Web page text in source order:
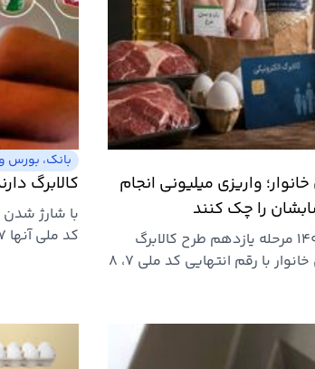
واریزی میلیونی انجام
را چک کنند
امروز دوشنبه ۲۵ خرداد ۱۴۰۵ مرحله یازدهم طرح کالابرگ
الکترونیکی برای سرپرستان خانوار با رقم انتهایی کد ملی ۷، ۸
بانک، بورس
کالابرگ
با شارژ شدن